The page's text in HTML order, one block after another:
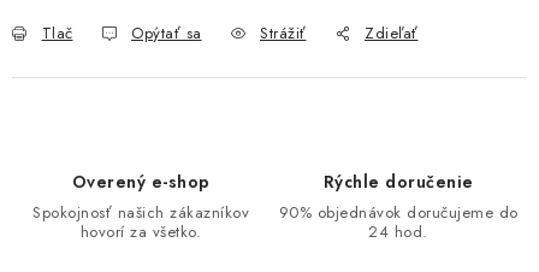
Tlač Opýtať sa Strážiť Zdieľať
Overený e-shop
Spokojnosť našich zákazníkov
hovorí za všetko.
Rýchle doručenie
90% objednávok doručujeme do
24 hod.